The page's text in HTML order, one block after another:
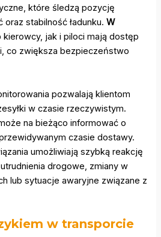
które śledzą pozycję
stabilność ładunku.W
kierowcy, jak i piloci mają dostęp
co zwiększa bezpieczeństwo
pozwalają klientom
w czasie rzeczywistym.
na bieżąco informować o
czasie dostawy.
umożliwiają szybką reakcję
drogowe, zmiany w
lub sytuacje awaryjne związane z
w transporcie